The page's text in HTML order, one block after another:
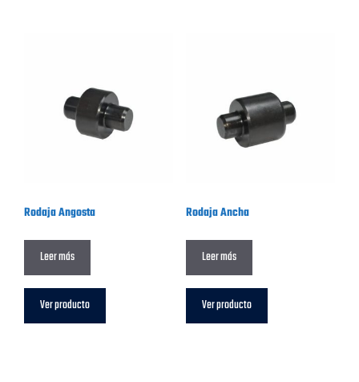
Rodaja Angosta
Leer más
Ver producto
Rodaja Ancha
Leer más
Ver producto